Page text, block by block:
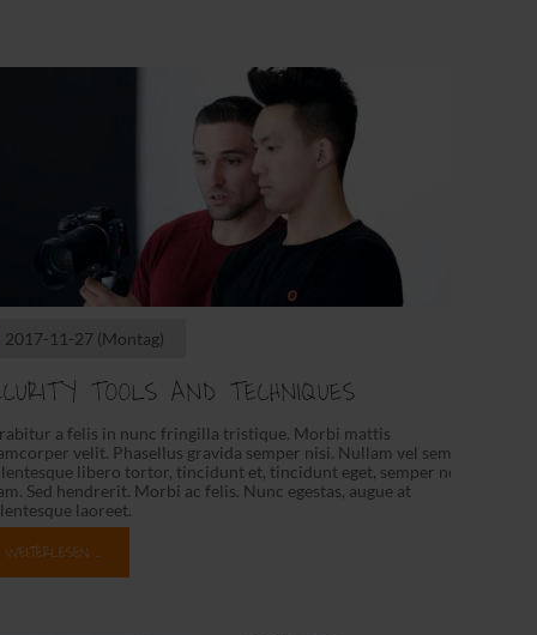
2017-11-27 (Montag)
TOOLS AND TECHNIQUES
a felis in nunc fringilla tristique. Morbi mattis
velit. Phasellus gravida semper nisi. Nullam vel sem.
libero tortor, tincidunt et, tincidunt eget, semper nec,
Sed hendrerit. Morbi ac felis. Nunc egestas, augue at
laoreet.
WEITERLESEN …